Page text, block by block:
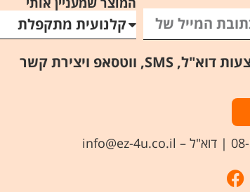
אני מאשר/ת קבלת מידע, עדכונים והצעות אישיות באמצעות דוא"ל, SMS, ווטסאפ ויצירת קשר